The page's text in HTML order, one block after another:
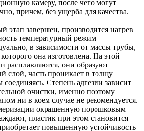
камеру, после чего могут
причем, без ущерба для качества.
этап завершен, производится нагрев
температурный режим
в зависимости от массы трубы,
она изготовлена. На этой
расплавляются, они образуют
слой, часть проникает в толщу
Степень адгезии зависит
очистки, именно поэтому
ни в коем случае не рекомендуется.
окрашенную порошковым
пластик при этом становится
повышенную устойчивость